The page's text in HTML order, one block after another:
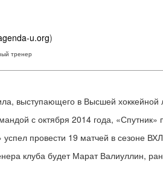
u.org)
тренер
выступающего в Высшей
с октября 2014 года,
успел провести 19 матчей в сезоне
клуба будет Марат Валиуллин,